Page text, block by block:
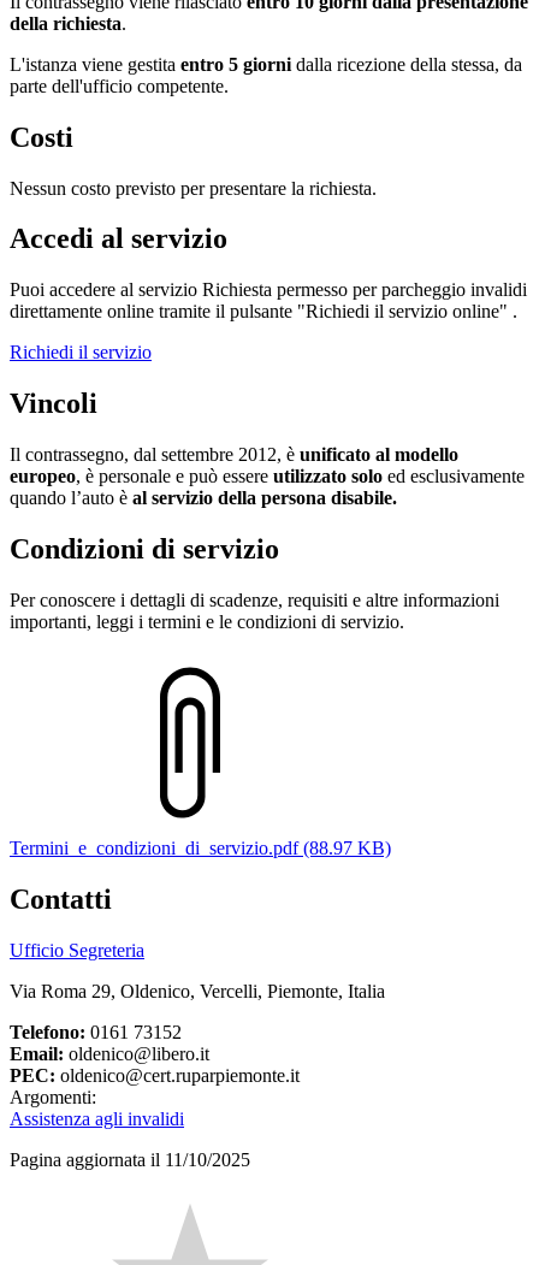
della richiesta.
L'istanza viene gestita entro 5 giorni dalla ricezione della stessa, da
parte dell'ufficio competente.
Costi
Nessun costo previsto per presentare la richiesta.
Accedi al servizio
Puoi accedere al servizio Richiesta permesso per parcheggio invalidi
direttamente online tramite il pulsante "Richiedi il servizio online" .
Richiedi il servizio
Vincoli
Il contrassegno, dal settembre 2012, è unificato al modello
europeo, è personale e può essere utilizzato solo ed esclusivamente
quando l’auto è al servizio della persona disabile.
Condizioni di servizio
Per conoscere i dettagli di scadenze, requisiti e altre informazioni
importanti, leggi i termini e le condizioni di servizio.
Termini_e_condizioni_di_servizio.pdf (88.97 KB)
Contatti
Ufficio Segreteria
Via Roma 29, Oldenico, Vercelli, Piemonte, Italia
Telefono: 0161 73152
Email: oldenico@libero.it
PEC: oldenico@cert.ruparpiemonte.it
Argomenti:
Assistenza agli invalidi
Pagina aggiornata il 11/10/2025